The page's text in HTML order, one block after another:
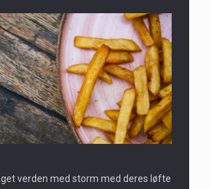
verden med storm med deres løfte